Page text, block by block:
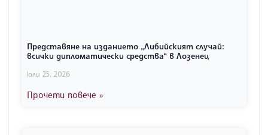
Представяне на изданието „Либийският случай:
всички дипломатически средства“ в Лозенец
юли 25, 2026
Прочети повече »